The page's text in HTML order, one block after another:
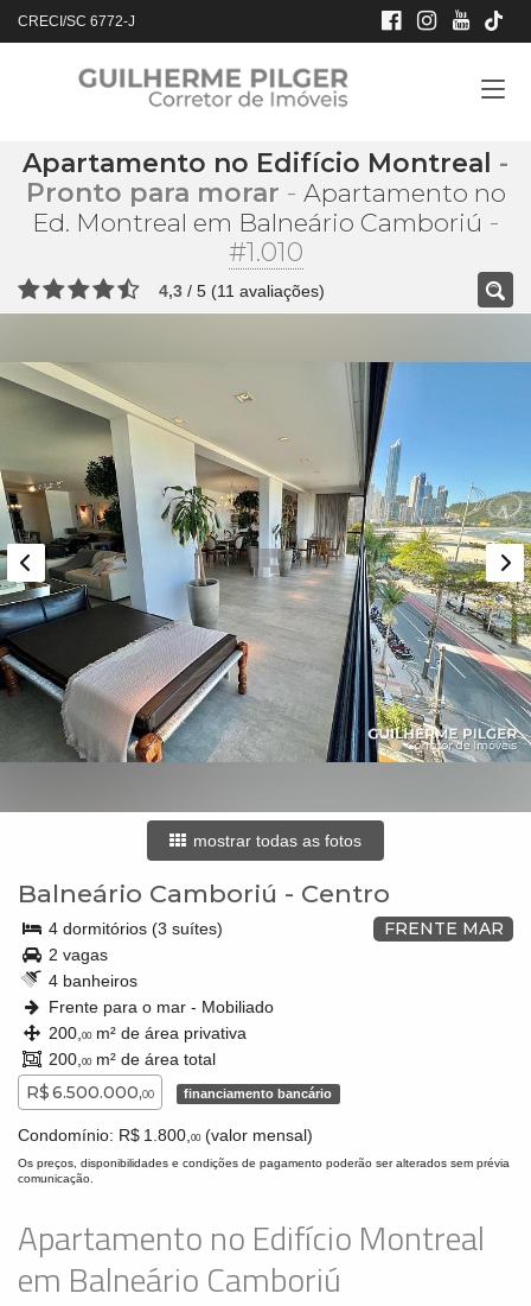
CRECI/SC 6772-J
Apartamento no Edifício Montreal -
Pronto para morar - Apartamento no
Ed. Montreal em Balneário Camboriú -
#1.010
4,3 / 5 (11 avaliações)
mostrar todas as fotos
Balneário Camboriú - Centro
FRENTE MAR
4 dormitórios (3 suítes)
2 vagas
4 banheiros
Frente para o mar - Mobiliado
200, 00m² de área privativa
200, 00m² de área total
R$ 6.500.000,00 financiamento bancário
Condomínio: R$ 1.800, 00 (valor mensal)
Os preços, disponibilidades e condições de pagamento poderão ser alterados sem prévia
comunicação.
Apartamento no Edifício Montreal
em Balneário Camboriú